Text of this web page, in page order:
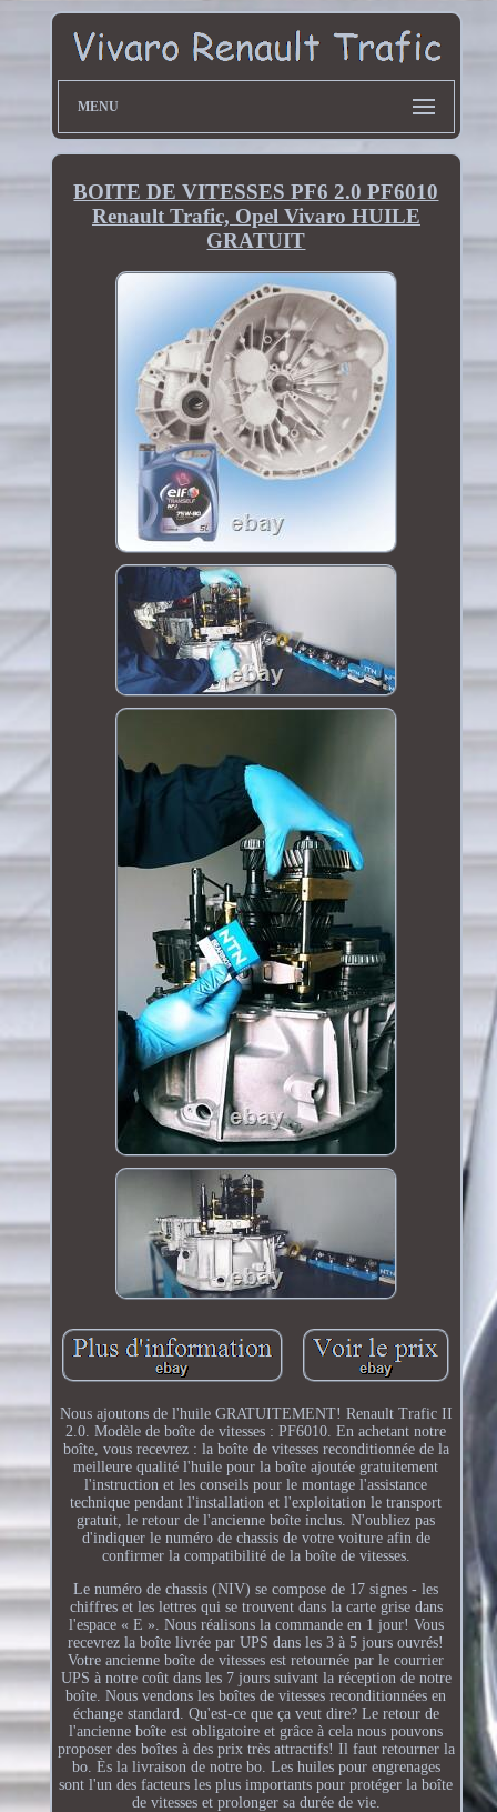
MENU
BOITE DE VITESSES PF6 2.0 PF6010
Renault Trafic, Opel Vivaro HUILE
GRATUIT
Nous ajoutons de l'huile GRATUITEMENT! Renault Trafic II
2.0. Modèle de boîte de vitesses : PF6010. En achetant notre
boîte, vous recevrez : la boîte de vitesses reconditionnée de la
meilleure qualité l'huile pour la boîte ajoutée gratuitement
l'instruction et les conseils pour le montage l'assistance
technique pendant l'installation et l'exploitation le transport
gratuit, le retour de l'ancienne boîte inclus. N'oubliez pas
d'indiquer le numéro de chassis de votre voiture afin de
confirmer la compatibilité de la boîte de vitesses.
Le numéro de chassis (NIV) se compose de 17 signes - les
chiffres et les lettres qui se trouvent dans la carte grise dans
l'espace « E ». Nous réalisons la commande en 1 jour! Vous
recevrez la boîte livrée par UPS dans les 3 à 5 jours ouvrés!
Votre ancienne boîte de vitesses est retournée par le courrier
UPS à notre coût dans les 7 jours suivant la réception de notre
boîte. Nous vendons les boîtes de vitesses reconditionnées en
échange standard. Qu'est-ce que ça veut dire? Le retour de
l'ancienne boîte est obligatoire et grâce à cela nous pouvons
proposer des boîtes à des prix très attractifs! Il faut retourner la
bo. Ès la livraison de notre bo. Les huiles pour engrenages
sont l'un des facteurs les plus importants pour protéger la boîte
de vitesses et prolonger sa durée de vie.